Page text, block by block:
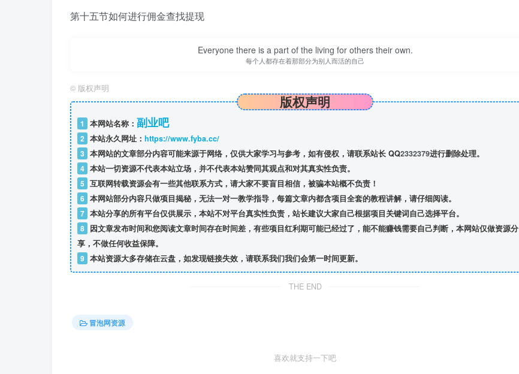
第十五节如何进行佣金查找提现
Everyone there is a part of the living for others their own.
每个人都存在着那部分为别人而活的自己
© 版权声明
版权声明
1 本网站名称： 副业吧
2 本站永久网址： https://www.fyba.cc/
3 本网站的文章部分内容可能来源于网络，仅供大家学习与参考，如有侵权，请联系站长 QQ2332379进行删除处理。
4 本站一切资源不代表本站立场，并不代表本站赞同其观点和对其真实性负责。
5 互联网转载资源会有一些其他联系方式，请大家不要盲目相信，被骗本站概不负责！
6 本网站部分内容只做项目揭秘，无法一对一教学指导，每篇文章内都含项目全套的教程讲解，请仔细阅读。
7 本站分享的所有平台仅供展示，本站不对平台真实性负责，站长建议大家自己根据项目关键词自己选择平台。
8 因文章发布时间和您阅读文章时间存在时间差，有些项目红利期可能已经过了，能不能赚钱需要自己判断，本网站仅做资源分
享，不做任何收益保障。
9 本站资源大多存储在云盘，如发现链接失效，请联系我们我们会第一时间更新。
THE END
冒泡网资源
喜欢就支持一下吧